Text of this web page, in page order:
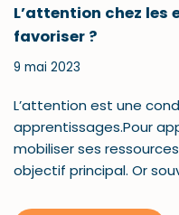
L’attention chez les
favoriser ?
9 mai 2023
L’attention est une
apprentissages.Pour
mobiliser ses
objectif principal. Or